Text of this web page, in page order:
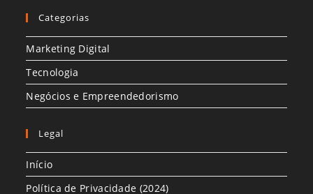
Categorias
Marketing Digital
Tecnologia
Negócios e Empreendedorismo
Legal
Início
Política de Privacidade (2024)